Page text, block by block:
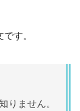
す。
りません。